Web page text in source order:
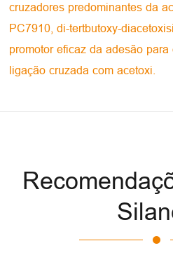
cruzadores predominantes da
PC7910, di-tertbutoxy-
promotor eficaz da adesão
ligação cruzada com acetoxi.